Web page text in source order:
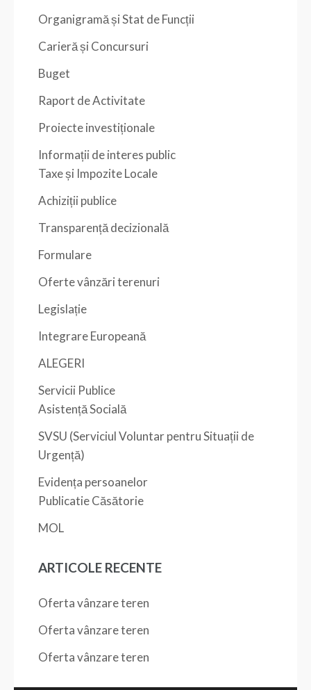
Organigramă și Stat de Funcții
Carieră și Concursuri
Buget
Raport de Activitate
Proiecte investiționale
Informații de interes public
Taxe și Impozite Locale
Achiziții publice
Transparență decizională
Formulare
Oferte vânzări terenuri
Legislație
Integrare Europeană
ALEGERI
Servicii Publice
Asistență Socială
SVSU (Serviciul Voluntar pentru Situații de
Urgență)
Evidența persoanelor
Publicatie Căsătorie
MOL
ARTICOLE RECENTE
Oferta vânzare teren
Oferta vânzare teren
Oferta vânzare teren